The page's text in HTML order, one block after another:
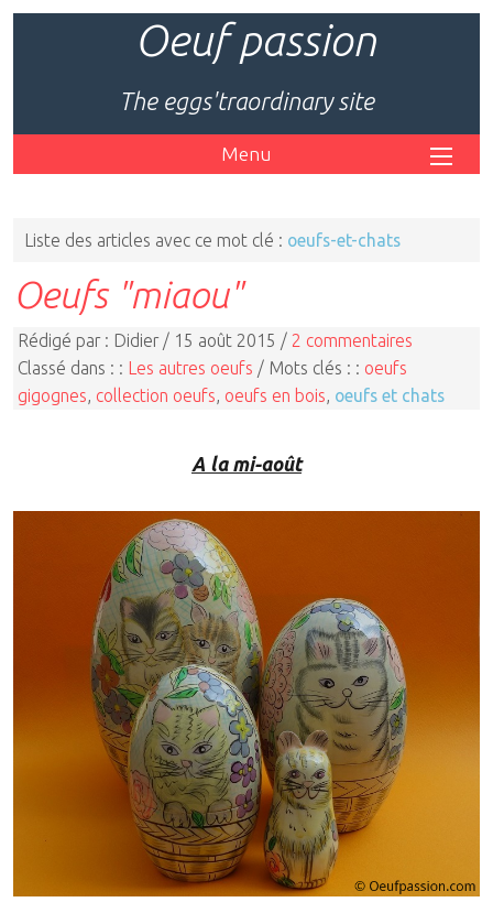
Oeuf passion
The eggs'traordinary site
Menu
Liste des articles avec ce mot clé : oeufs-et-chats
Oeufs "miaou"
Rédigé par : Didier / 15 août 2015 / 2 commentaires
Classé dans : : Les autres oeufs / Mots clés : : oeufs
gigognes collection oeufs oeufs en bois oeufs et chats
A la mi-août